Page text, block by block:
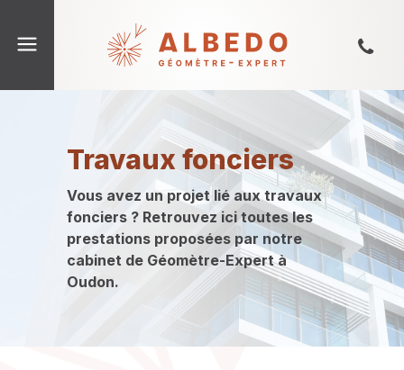
Travaux fonciers
Vous avez un projet lié aux travaux
fonciers ? Retrouvez ici toutes les
prestations proposées par notre
cabinet de Géomètre-Expert à
Oudon.